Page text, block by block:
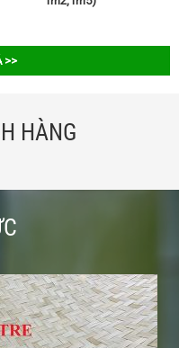
>>
HÀNG
lượng, giá ở đây so với mặt